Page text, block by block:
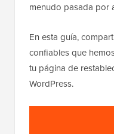
menudo pasada por
En esta guía,
confiables que
tu página de
WordPress.